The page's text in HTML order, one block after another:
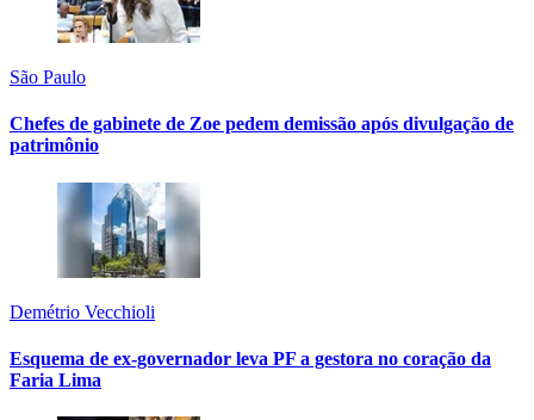
São Paulo
Chefes de gabinete de Zoe pedem demissão após divulgação de
patrimônio
Demétrio Vecchioli
Esquema de ex-governador leva PF a gestora no coração da
Faria Lima